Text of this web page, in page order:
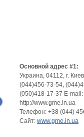
Основной адрес #1:
Украина, 04112, г.
(044)456-73-54,
(050)418-17-37 Е-
http://www.gme.in.ua
Телефон: +38 (044)
Сайт: www.gme.in.ua